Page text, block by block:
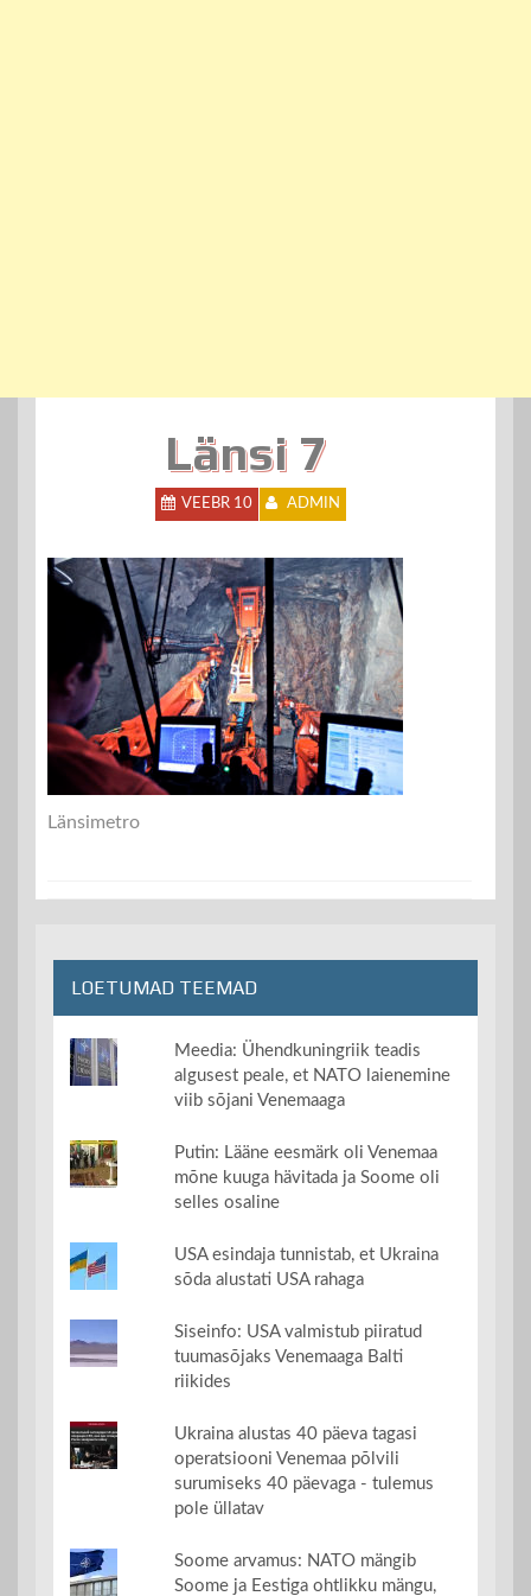
Länsi 7
VEEBR 10 ADMIN
Länsimetro
LOETUMAD TEEMAD
Meedia: Ühendkuningriik teadis
algusest peale, et NATO laienemine
viib sõjani Venemaaga
Putin: Lääne eesmärk oli Venemaa
mõne kuuga hävitada ja Soome oli
selles osaline
USA esindaja tunnistab, et Ukraina
sõda alustati USA rahaga
Siseinfo: USA valmistub piiratud
tuumasõjaks Venemaaga Balti
riikides
Ukraina alustas 40 päeva tagasi
operatsiooni Venemaa põlvili
surumiseks 40 päevaga - tulemus
pole üllatav
Soome arvamus: NATO mängib
Soome ja Eestiga ohtlikku mängu,